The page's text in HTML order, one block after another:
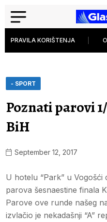
PRAVILA KORIŠTENJA
- SPORT
Poznati parovi
BiH
September 12, 2017
U hotelu “Park” u Vogošći
parova šesnaestine finala
Parove ove runde našeg
izvlačio je nekadašnji “A”